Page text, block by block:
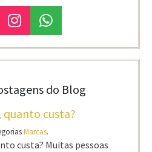
do Blog
quanto custa?
Marcas.
custa? Muitas pessoas